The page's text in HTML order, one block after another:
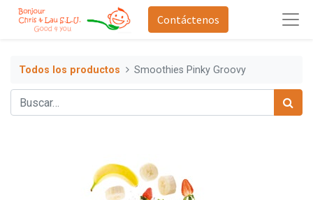
Contáctenos
Todos los productos Smoothies Pinky Groovy